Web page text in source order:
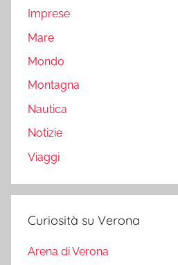
Imprese
Mare
Mondo
Montagna
Nautica
Notizie
Viaggi
Curiosità su Verona
Arena di Verona